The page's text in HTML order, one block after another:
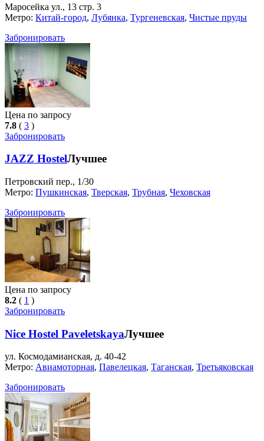
Маросейка ул., 13 стр. 3
Метро: Китай-город, Лубянка, Тургеневская, Чистые пруды
Забронировать
Цена по запросу
7.8 ( 3 )
Забронировать
JAZZ HostelЛучшее
Петровский пер., 1/30
Метро: Пушкинская, Тверская, Трубная, Чеховская
Забронировать
Цена по запросу
8.2 ( 1 )
Забронировать
Nice Hostel PaveletskayaЛучшее
ул. Космодамианская, д. 40-42
Метро: Авиамоторная, Павелецкая, Таганская, Третьяковская
Забронировать